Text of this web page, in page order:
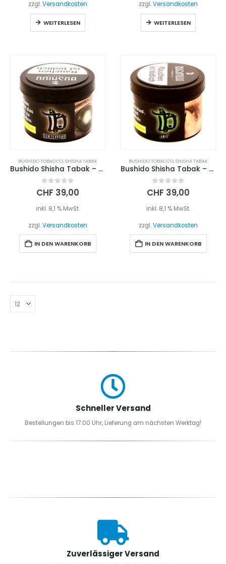
zzgl.Versandkosten
WEITERLESEN
zzgl.Versandkosten
WEITERLESEN
BUSHIDO TOBACCO,SHISHA TABAK
Bushido Shisha Tabak – CCN FLAVOUR (200g)
0out of 5
CHF 39,00
inkl. 8,1 % MwSt.
zzgl.Versandkosten
IN DEN WARENKORB
BUSHIDO TOBACCO,SHISHA TABAK
Bushido Shisha Tabak – ANIS (200g)
0out of 5
CHF 39,00
inkl. 8,1 % MwSt.
zzgl.Versandkosten
IN DEN WARENKORB
Schneller Versand
Bestellungen bis 17:00 Uhr, Lieferung am nächsten Werktag!
Zuverlässiger Versand